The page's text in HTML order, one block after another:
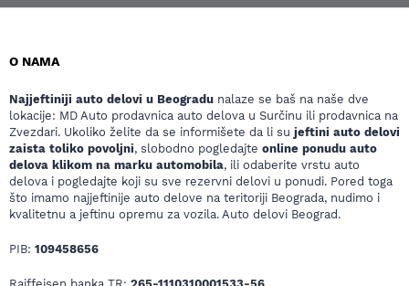
O NAMA
Najjeftiniji auto delovi u Beogradu nalaze se baš na naše dve
lokacije: MD Auto prodavnica auto delova u Surčinu ili prodavnica na
Zvezdari. Ukoliko želite da se informišete da li su jeftini auto delovi
zaista toliko povoljni, slobodno pogledajte online ponudu auto
delova klikom na marku automobila, ili odaberite vrstu auto
delova i pogledajte koji su sve rezervni delovi u ponudi. Pored toga
što imamo najjeftinije auto delove na teritoriji Beograda, nudimo i
kvalitetnu a jeftinu opremu za vozila. Auto delovi Beograd.
PIB: 109458656